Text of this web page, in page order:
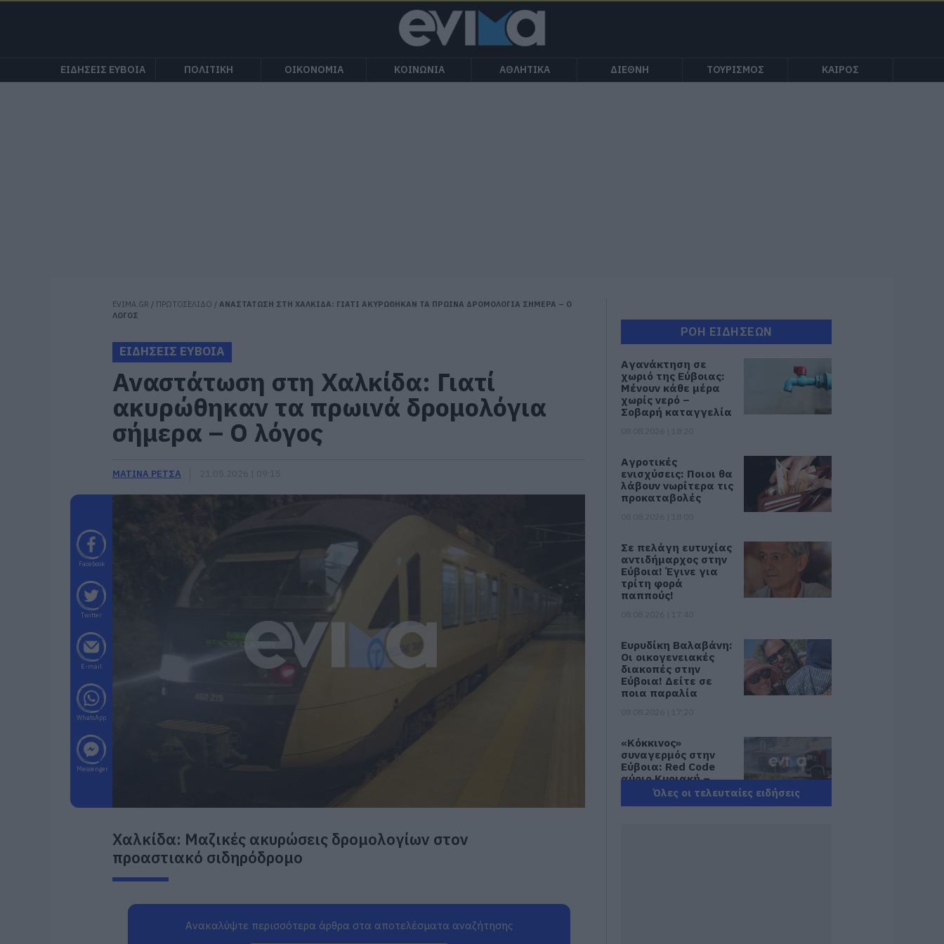
ΕΙΔΗΣΕΙΣ ΕΥΒΟΙΑ ΠΟΛΙΤΙΚΗ ΟΙΚΟΝΟΜΙΑ ΚΟΙΝΩΝΙΑ ΑΘΛΗΤΙΚΑ ΔΙΕΘΝΗ ΤΟΥΡΙΣΜΟΣ ΚΑΙΡΟΣ
EVIMA.GR / ΠΡΩΤΟΣΕΛΙΔΟ / ΑΝΑΣΤΑΤΩΣΗ ΣΤΗ ΧΑΛΚΙΔΑ: ΓΙΑΤΙ ΑΚΥΡΩΘΗΚΑΝ ΤΑ ΠΡΩΙΝΑ ΔΡΟΜΟΛΟΓΙΑ ΣΗΜΕΡΑ – Ο
ΛΟΓΟΣ
ΕΙΔΗΣΕΙΣ ΕΥΒΟΙΑ
Αναστάτωση στη Χαλκίδα: Γιατί
ακυρώθηκαν τα πρωινά δρομολόγια
σήμερα – Ο λόγος
ΜΑΤΙΝΑ ΡΕΤΣΑ
Facebook
Twitter
E-mail
WhatsApp
Messenger
Χαλκίδα: Μαζικές ακυρώσεις δρομολογίων στον
προαστιακό σιδηρόδρομο
Ανακαλύψτε περισσότερα άρθρα στα αποτελέσματα αναζήτησης
ΡΟΗ ΕΙΔΗΣΕΩΝ
Αγανάκτηση σε
χωριό της Εύβοιας:
Μένουν κάθε μέρα
χωρίς νερό –
Σοβαρή καταγγελία
Αγροτικές
ενισχύσεις: Ποιοι θα
λάβουν νωρίτερα τις
προκαταβολές
Σε πελάγη ευτυχίας
αντιδήμαρχος στην
Εύβοια! Έγινε για
τρίτη φορά
παππούς!
Ευρυδίκη Βαλαβάνη:
Οι οικογενειακές
διακοπές στην
Εύβοια! Δείτε σε
ποια παραλία
«Κόκκινος»
συναγερμός στην
Εύβοια: Red Code
αύριο Κυριακή –
Αυξημένη
ετοιμότητα παντού
Όλες οι τελευταίες ειδήσεις